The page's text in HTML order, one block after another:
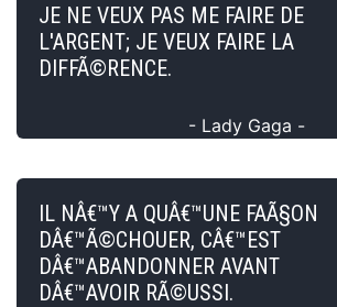
JE NE VEUX PAS ME FAIRE DE
L'ARGENT; JE VEUX FAIRE LA
DIFFÃ©RENCE.
- Lady Gaga -
IL NÂ€™Y A QUÂ€™UNE FAÃ§ON
DÂ€™Ã©CHOUER, CÂ€™EST
DÂ€™ABANDONNER AVANT
DÂ€™AVOIR RÃ©USSI.